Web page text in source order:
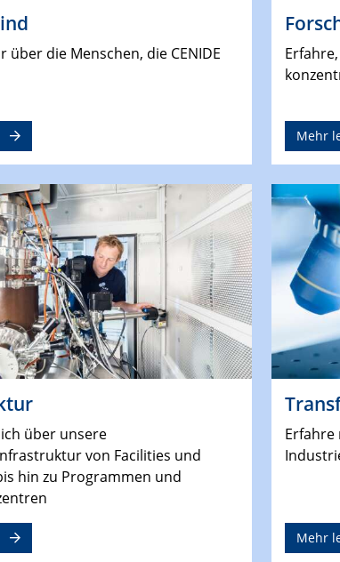
über die Menschen, die CENIDE
Mehr
über unsere
von Facilities und
hin zu Programmen und
Mehr